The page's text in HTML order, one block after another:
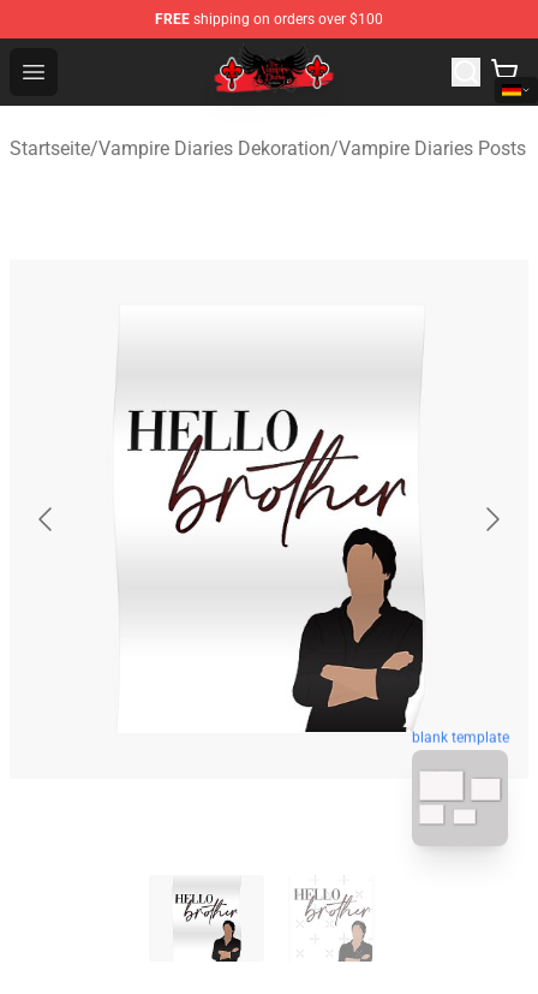
FREE shipping on orders over $100
Open menu
The Vampire Diaries Shop - Official The Vampire
Startseite/Vampire Diaries Dekoration/Vampire Diaries Posts
blank template